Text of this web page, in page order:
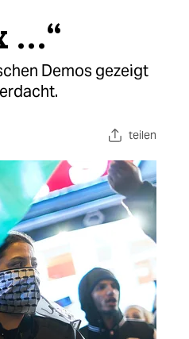
…“
Demos gezeigt
teilen